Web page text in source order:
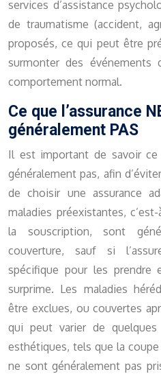
services d’assistance
de traumatisme (accident,
proposés, ce qui peut être
surmonter des
comportement normal.
Ce que l’assurance
généralement PAS
Il est important de savoir ce
généralement pas, afin
de choisir une assurance
maladies préexistantes,
la souscription, sont
couverture, sauf si
spécifique pour les prendre
surprime. Les maladies
être exclues, ou couvertes
qui peut varier de
esthétiques, tels que la
ne sont généralement pas